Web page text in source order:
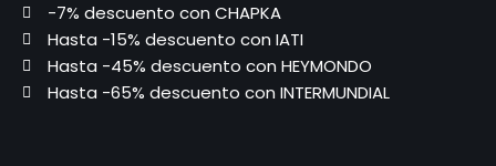
-7% descuento con CHAPKA
Hasta -15% descuento con IATI
Hasta -45% descuento con HEYMONDO
Hasta -65% descuento con INTERMUNDIAL